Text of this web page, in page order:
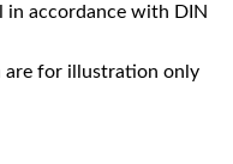
accordance with DIN
are for illustration only